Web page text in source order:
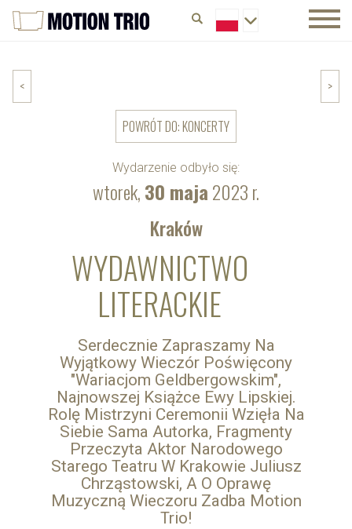
Wydarzenie odbyło się:
wtorek,30 maja2023 r.
< >
POWRÓT DO: KONCERTY
Kraków
WYDAWNICTWO
LITERACKIE
Serdecznie Zapraszamy Na
Wyjątkowy Wieczór Poświęcony
"Wariacjom Geldbergowskim",
Najnowszej Książce Ewy Lipskiej.
Rolę Mistrzyni Ceremonii Wzięła Na
Siebie Sama Autorka, Fragmenty
Przeczyta Aktor Narodowego
Starego Teatru W Krakowie Juliusz
Chrząstowski, A O Oprawę
Muzyczną Wieczoru Zadba Motion
Trio!